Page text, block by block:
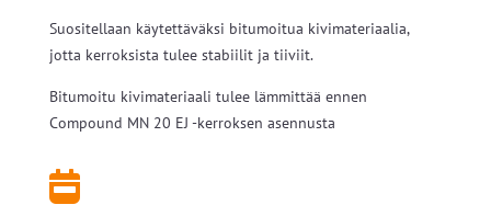
Suositellaan käytettäväksi bitumoitua kivimateriaalia,
jotta kerroksista tulee stabiilit ja tiiviit.
Bitumoitu kivimateriaali tulee lämmittää ennen
Compound MN 20 EJ -kerroksen asennusta
